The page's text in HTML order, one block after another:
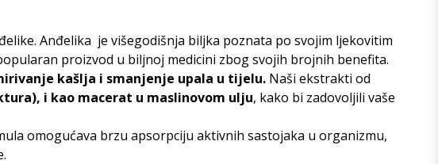
Anđelika je višegodišnja biljka poznata po svojim ljekovitim
proizvod u biljnoj medicini zbog svojih brojnih benefita.
kašlja i smanjenje upala u tijelu. Naši ekstrakti od
i kao macerat u maslinovom ulju, kako bi zadovoljili vaše
omogućava brzu apsorpciju aktivnih sastojaka u organizmu,